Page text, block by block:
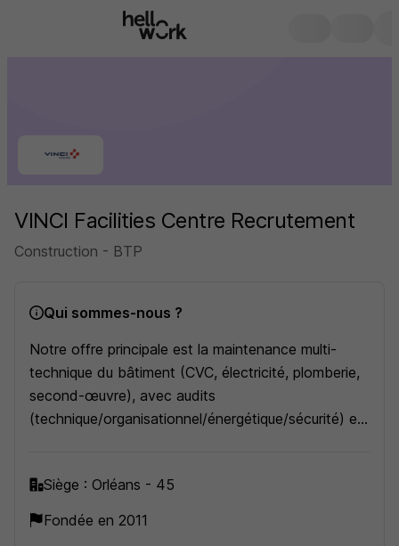
VINCI Facilities Centre Recrutement
Construction - BTP
Qui sommes-nous ?
Notre offre principale est la maintenance multi-
technique du bâtiment (CVC, électricité, plomberie,
second-œuvre), avec audits
(technique/organisationnel/énergétique/sécurité) et
Siège : Orléans - 45
Fondée en 2011